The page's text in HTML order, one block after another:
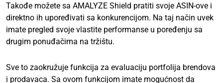
Takođe možete sa AMALYZE Shield pratiti svoje ASIN-ove i
direktno ih upoređivati sa konkurencijom. Na taj način uvek
imate pregled svoje vlastite performanse u poređenju sa
drugim ponuđačima na tržištu.
Sve to zaokružuje funkcija za evaluaciju portfolija brendova
i prodavaca. Sa ovom funkcijom imate mogućnost da